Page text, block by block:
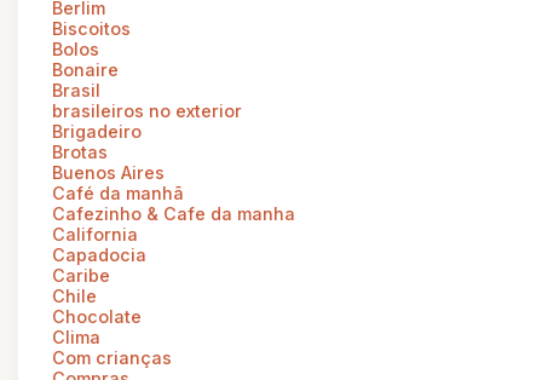
Berlim
Biscoitos
Bolos
Bonaire
Brasil
brasileiros no exterior
Brigadeiro
Brotas
Buenos Aires
Café da manhã
Cafezinho & Cafe da manha
California
Capadocia
Caribe
Chile
Chocolate
Clima
Com crianças